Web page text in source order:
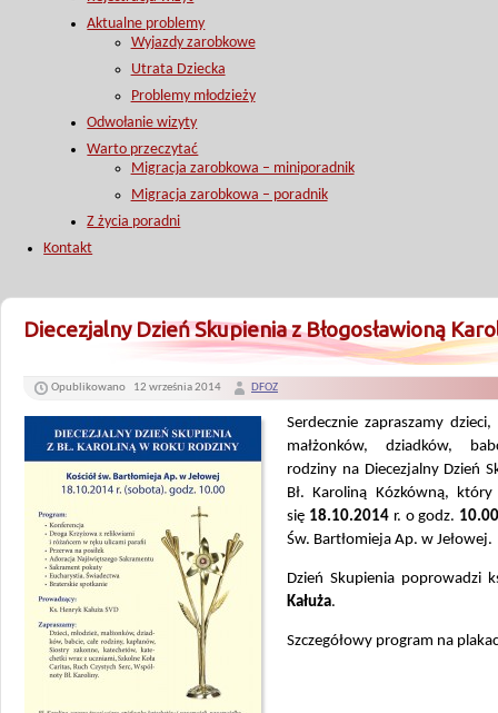
Aktualne problemy
Wyjazdy zarobkowe
Utrata Dziecka
Problemy młodzieży
Odwołanie wizyty
Warto przeczytać
Migracja zarobkowa – miniporadnik
Migracja zarobkowa – poradnik
Z życia poradni
Kontakt
Diecezjalny Dzień Skupienia z Błogosławioną
Opublikowano 12 września 2014 DFOZ
Serdecznie zapraszamy dzieci,
małżonków, dziadków,
rodziny na Diecezjalny Dzień
Bł. Karoliną Kózkówną, który
się 18.10.2014r. o godz.
Św. Bartłomieja Ap. w Jełowej.
Dzień Skupienia poprowadzi
Kałuża.
Szczegółowy program na